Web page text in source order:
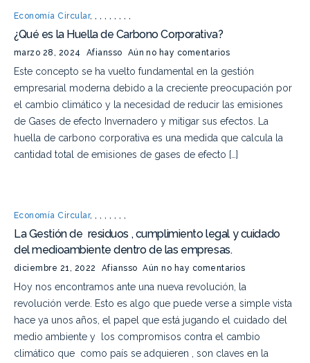
Economía Circular,
¿Qué es la Huella de Carbono Corporativa?
marzo 28, 2024 Afiansso Aún no hay comentarios
Este concepto se ha vuelto fundamental en la gestión
empresarial moderna debido a la creciente preocupación por
el cambio climático y la necesidad de reducir las emisiones
de Gases de efecto Invernadero y mitigar sus efectos. La
huella de carbono corporativa es una medida que calcula la
cantidad total de emisiones de gases de efecto […]
Economía Circular,
La Gestión de residuos , cumplimiento legal y cuidado
del medioambiente dentro de las empresas.
diciembre 21, 2022 Afiansso Aún no hay comentarios
Hoy nos encontramos ante una nueva revolución, la
revolución verde. Esto es algo que puede verse a simple vista
hace ya unos años, el papel que está jugando el cuidado del
medio ambiente y los compromisos contra el cambio
climático que como país se adquieren , son claves en la